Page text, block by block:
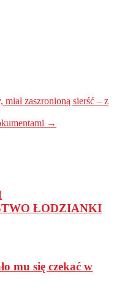
miał zaszronioną sierść – z
→
ŁODZIANKI
mu się czekać w